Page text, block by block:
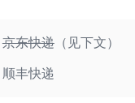
京东快递（见下文）
顺丰快递